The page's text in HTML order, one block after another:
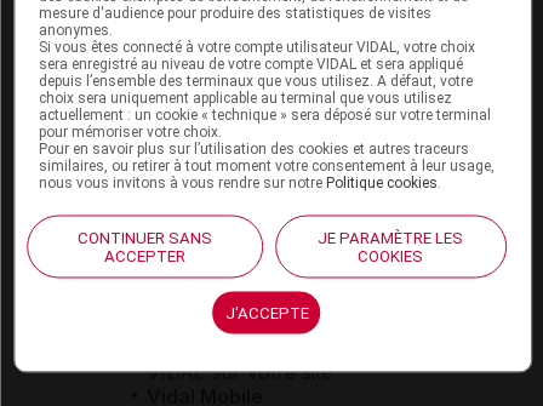
Espace institutionnel
Qui sommes-nous ?
VIDAL France
Carrières
Charte éthique et
déontologique
Service client
Contact
Aide
Espace partenaires
VIDAL sur votre site
mesure d'audience pour produire des statistiques de visites
anonymes.
Si vous êtes connecté à votre compte utilisateur VIDAL, votre choix
sera enregistré au niveau de votre compte VIDAL et sera appliqué
depuis l’ensemble des terminaux que vous utilisez. A défaut, votre
choix sera uniquement applicable au terminal que vous utilisez
actuellement : un cookie « technique » sera déposé sur votre terminal
pour mémoriser votre choix.
Pour en savoir plus sur l’utilisation des cookies et autres traceurs
similaires, ou retirer à tout moment votre consentement à leur usage,
nous vous invitons à vous rendre sur notrePolitique cookies
CONTINUER SANS
ACCEPTER
JE PARAMÈTRE LES
COOKIES
J'ACCEPTE